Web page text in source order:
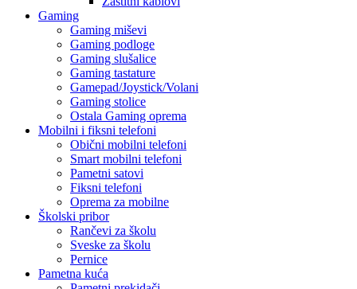
Gaming
Gaming miševi
Gaming podloge
Gaming slušalice
Gaming tastature
Gamepad/Joystick/Volani
Gaming stolice
Ostala Gaming oprema
Mobilni i fiksni telefoni
Obični mobilni telefoni
Smart mobilni telefoni
Pametni satovi
Fiksni telefoni
Oprema za mobilne
Školski pribor
Rančevi za školu
Sveske za školu
Pernice
Pametna kuća